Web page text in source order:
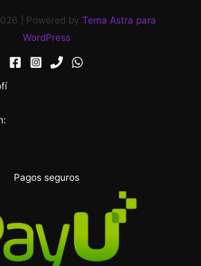
| Powered by Tema Astra para
WordPress
Pagos seguros